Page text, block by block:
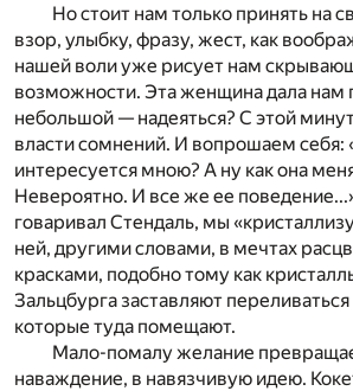
Но стоит нам только принять на
взор, улыбку, фразу, жест, как
нашей воли уже рисует нам
возможности. Эта женщина дала нам
небольшой — надеяться? С этой
власти сомнений. И вопрошаем себя:
интересуется мною? А ну как она
Невероятно. И все же ее
говаривал Стендаль, мы
ней, другими словами, в мечтах
красками, подобно тому как
Зальцбурга заставляют
которые туда помещают.
Мало-помалу желание
наваждение, в навязчивую идею.